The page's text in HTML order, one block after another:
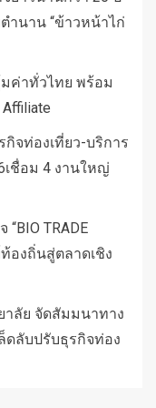
ำนาน “ข้าวหน้าไก่
มค่าทั่วไทย พร้อม
จท่องเที่ยว-บริการ
เชื่อม 4 งานใหญ่
TRADE
องถิ่นสู่ตลาดเชิง
ลัย จัดสัมมนาทาง
ดลับปรับธุรกิจท่อง